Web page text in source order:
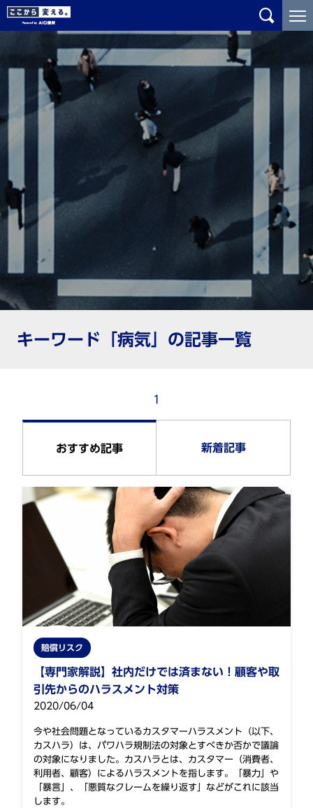
メ
ン
ャ
プ
こ
ン
ン
で
キーワード「病気」の記事一覧
1
おすすめ記事 新着記事
賠償リスク
【専門家解説】社内だけでは済まない！顧客や取
引先からのハラスメント対策
2020/06/04
今や社会問題となっているカスタマーハラスメント（以下、
カスハラ）は、パワハラ規制法の対象とすべきか否かで議論
の対象になりました。カスハラとは、カスタマー（消費者、
利用者、顧客）によるハラスメントを指します。「暴力」や
「暴言」、「悪質なクレームを繰り返す」などがこれに該当
します。